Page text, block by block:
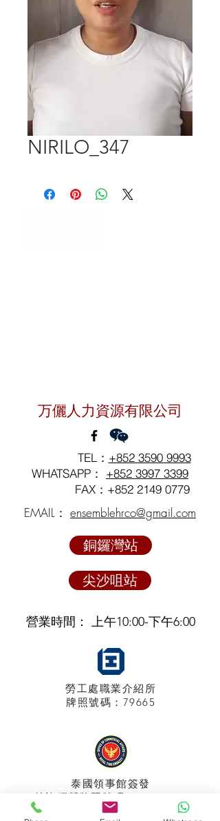
NIRILO_347
万儷人力資源有限公司
TEL： +852 3590 9993
WHATSAPP： +852 3997 3399
FAX：+852 2149 0779
EMAIL： ensemblehrco@gmail.com
銅鑼灣站
尖沙咀站
營業時間： 上午10:00-下午6:00
勞工處職業介紹所
牌照號碼：79665
泰國領事館簽發
特許經營牌照號碼：048/2025